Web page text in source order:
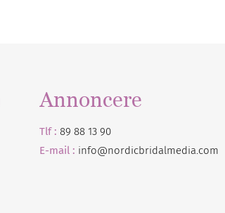
Annoncere
Tlf : 89 88 13 90
E-mail : info@nordicbridalmedia.com